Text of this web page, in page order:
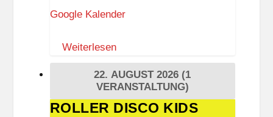
e
o
r
-
Google Kalender
Weiterlesen
22. AUGUST 2026 (1
VERANSTALTUNG)
ROLLER
ROLLER DISCO KIDS